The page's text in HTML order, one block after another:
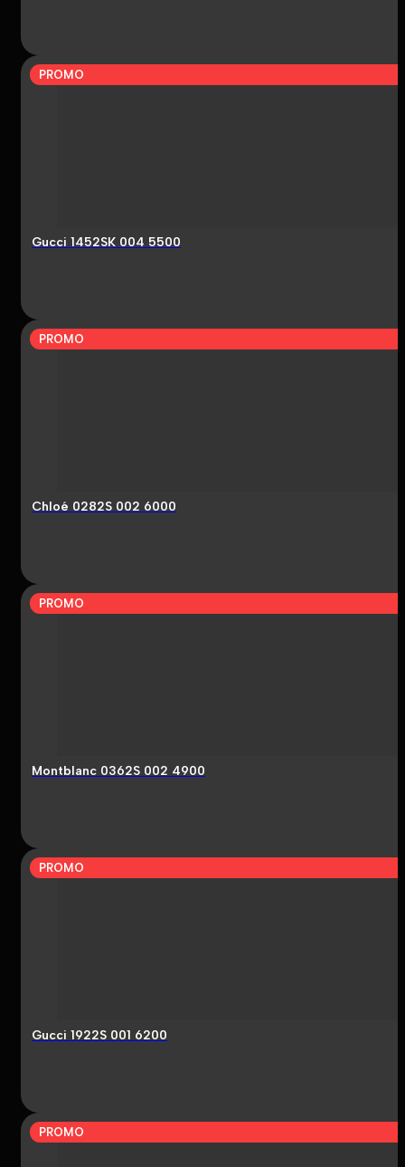
PROMO
Gucci 1452SK 004 5500
PROMO
Chloé 0282S 002 6000
PROMO
Montblanc 0362S 002 4900
PROMO
Gucci 1922S 001 6200
PROMO